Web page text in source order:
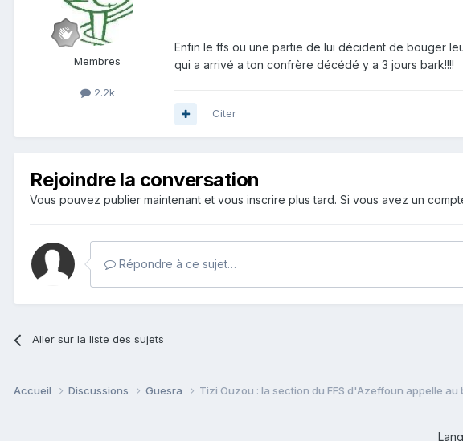
Membres
2.2k
Enfin le ffs ou une partie de lui décident de bouger
qui a arrivé a ton confrère décédé y a 3 jours bark!!!!
Citer
Rejoindre la conversation
Vous pouvez publier maintenant et vous inscrire plus tard. Si vous avez un
Répondre à ce sujet…
Aller sur la liste des sujets
Accueil Discussions Guesra Tizi Ouzou : la section du FFS d'Azeffoun appelle au